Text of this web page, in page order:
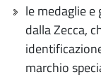
le medaglie
dalla Zecca,
marchio